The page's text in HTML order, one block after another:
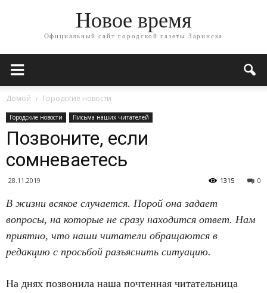
Новое время
Официальный сайт городской газеты Заринска
Домой Городские новости
Городские новости Письма наших читателей
Позвоните, если
сомневаетесь
28.11.2019 0
1315
В жизни всякое случается. Порой она задает
вопросы, на которые не сразу находится ответ. Нам
приятно, что наши читатели обращаются в
редакцию с просьбой разъяснить ситуацию.
На днях позвонила наша почтенная читательница